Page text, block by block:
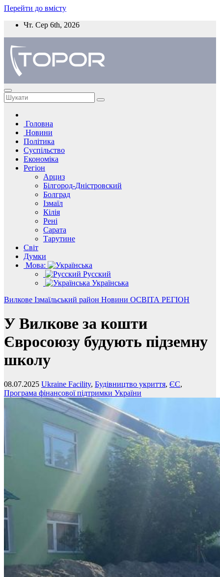
Перейти до вмісту
Чт. Сер 6th, 2026
Головна
Новини
Політика
Суспільство
Економіка
Регіон
Арциз
Білгород-Дністровский
Болград
Ізмаїл
Кілія
Рені
Сарата
Тарутине
Світ
Думки
Мова:
Русский
Українська
Вилкове Ізмаїльський район Новини ОСВІТА РЕГІОН
У Вилкове за кошти
Євросоюзу будують підземну
школу
08.07.2025 Ukraine Facility, Будівництво укриття, ЄС,
Програма фінансової підтримки України